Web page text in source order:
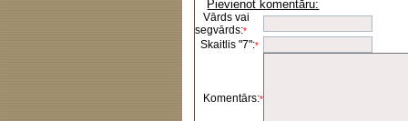
Pievienot komentāru:
Vārds vai
segvārds:*
Skaitlis "7":*
Komentārs:*